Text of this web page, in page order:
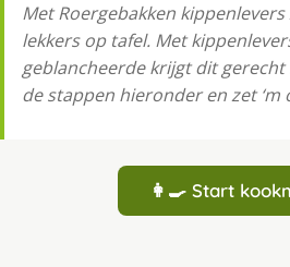
Met Roergebakken
lekkers op tafel. Met
geblancheerde krijgt dit
de stappen hieronder en zet ‘m
👩‍🍳 Start